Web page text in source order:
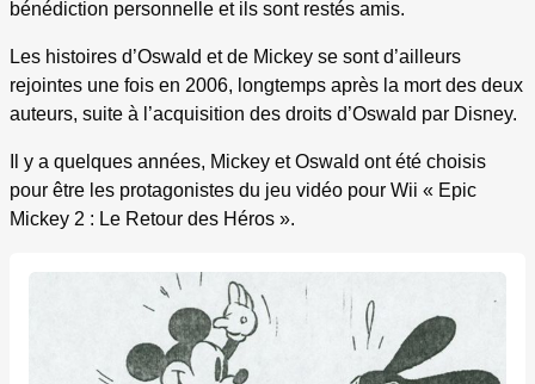
bénédiction personnelle et ils sont restés amis.
Les histoires d’Oswald et de Mickey se sont d’ailleurs
rejointes une fois en 2006, longtemps après la mort des deux
auteurs, suite à l’acquisition des droits d’Oswald par Disney.
Il y a quelques années, Mickey et Oswald ont été choisis
pour être les protagonistes du jeu vidéo pour Wii « Epic
Mickey 2 : Le Retour des Héros ».